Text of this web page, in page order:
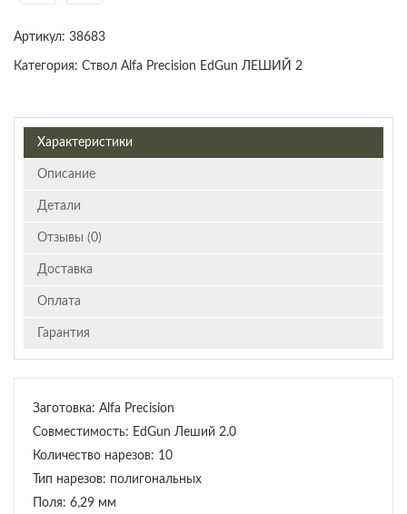
Артикул: 38683
Категория: Ствол Alfa Precision EdGun ЛЕШИЙ 2
Характеристики
Описание
Детали
Отзывы (0)
Доставка
Оплата
Гарантия
Заготовка: Alfa Precision
Совместимость: EdGun Леший 2.0
Количество нарезов: 10
Тип нарезов: полигональных
Поля: 6,29 мм